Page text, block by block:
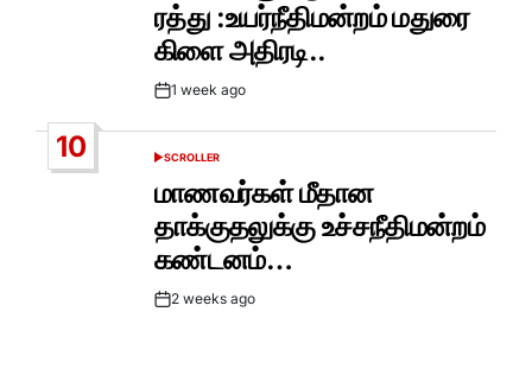
ரத்து :உயர்நீதிமன்றம் மதுரை
கிளை அதிரடி..
Post1 week ago
10
POSTED
SCROLLER
மாணவர்கள் மீதான
தாக்குதலுக்கு உச்சநீதிமன்றம்
கண்டனம்…
Post2 weeks ago